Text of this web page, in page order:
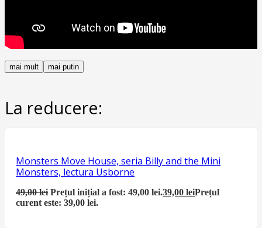
mai mult mai putin
La reducere:
Monsters Move House, seria Billy and the Mini
Monsters, lectura Usborne
49,00lei Prețul inițial a fost: 49,00 lei.39,00leiPrețul
curent este: 39,00 lei.